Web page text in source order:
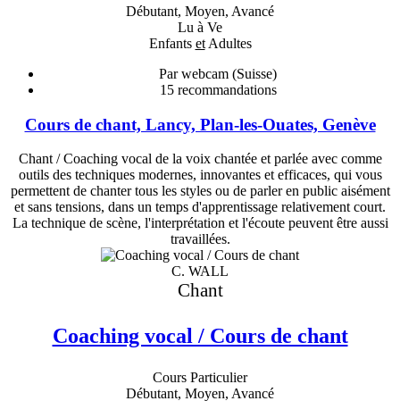
Débutant, Moyen, Avancé
Lu à Ve
Enfants etAdultes
Par webcam (Suisse)
15recommandations
Cours de chant, Lancy, Plan-les-Ouates, Genève
Chant / Coaching vocal de la voix chantée et parlée avec comme
outils des techniques modernes, innovantes et efficaces, qui vous
permettent de chanter tous les styles ou de parler en public aisément
et sans tensions, dans un temps d'apprentissage relativement court.
La technique de scène, l'interprétation et l'écoute peuvent être aussi
travaillées.
C. WALL
Chant
Coaching vocal / Cours de chant
Cours Particulier
Débutant, Moyen, Avancé